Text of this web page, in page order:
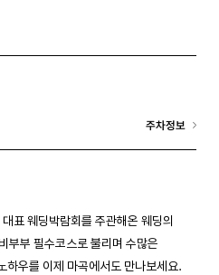
주차정보
표 웨딩박람회를 주관해온 웨딩의
부부 필수코스로 불리며 수많은
하우를 이제 마곡에서도 만나보세요.